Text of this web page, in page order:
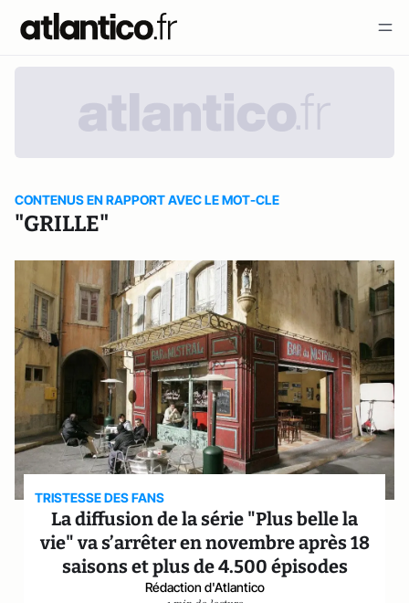
CONTENUS EN RAPPORT AVEC LE MOT-CLE
"GRILLE"
TRISTESSE DES FANS
La diffusion de la série "Plus belle la
vie" va s’arrêter en novembre après 18
saisons et plus de 4.500 épisodes
Rédaction d'Atlantico